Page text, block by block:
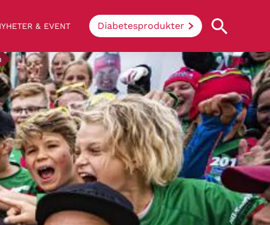
& EVENT Diabetesprodukter
Vad innebär diabetes?
Enkelt uttryckt hindrar sjukdomen